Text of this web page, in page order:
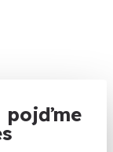
pojďme
být ani nudné,
zážitků, uděláte